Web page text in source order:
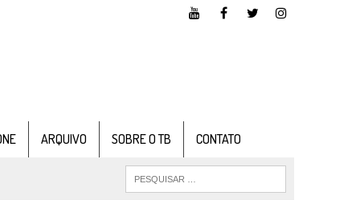
ARQUIVO SOBRE O TB CONTATO